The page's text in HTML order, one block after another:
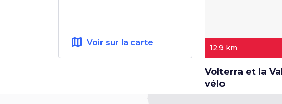
map Voir sur la carte
12,9 km
Volterra et la
vélo